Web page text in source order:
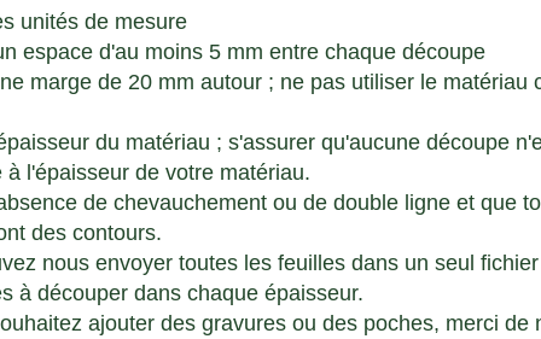
unités de mesure
espace d'au moins 5 mm entre chaque découpe
marge de 20 mm autour ; ne pas utiliser le matériau
du matériau ; s'assurer qu'aucune découpe
à l'épaisseur de votre matériau.
de chevauchement ou de double ligne et que
des contours.
nous envoyer toutes les feuilles dans un seul
à découper dans chaque épaisseur.
ajouter des gravures ou des poches, merci de